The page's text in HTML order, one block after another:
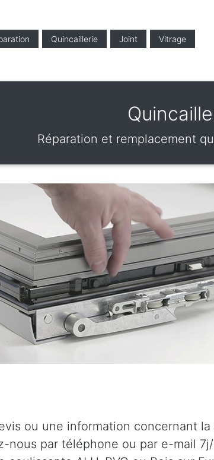
Quincaillerie Joint Vitrage
Réparation et remplacement
ou une information concernant la
nous par téléphone ou par e-mail